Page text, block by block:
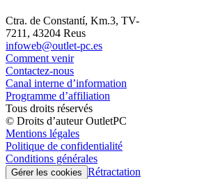
Ctra. de Constantí, Km.3, TV-
7211, 43204 Reus
infoweb@outlet-pc.es
Comment venir
Contactez-nous
Canal interne d’information
Programme d’affiliation
Tous droits réservés
© Droits d’auteur OutletPC
Mentions légales
Politique de confidentialité
Conditions générales
Gérer les cookies Rétractation